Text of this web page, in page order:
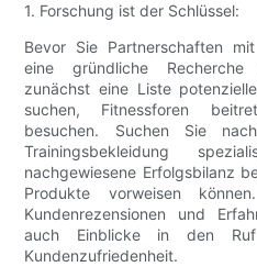
1. Forschung ist der Schlüssel:
Bevor Sie Partnerschaften
eine gründliche
zunächst eine Liste
suchen, Fitnessforen
besuchen. Suchen Sie
Trainingsbekleidung
nachgewiesene Erfolgsbilanz
Produkte vorweisen
Kundenrezensionen und
auch Einblicke in den
Kundenzufriedenheit.